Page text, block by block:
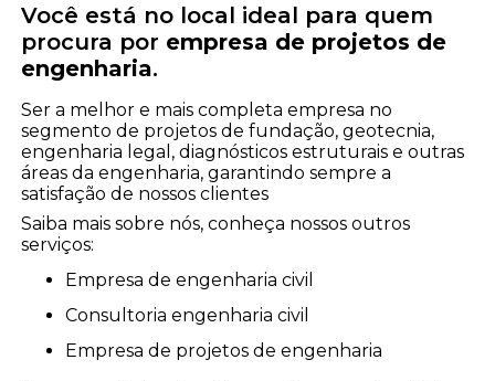
Você está no local ideal para quem
procura por empresa de projetos de
engenharia.
Ser a melhor e mais completa empresa no
segmento de projetos de fundação, geotecnia,
engenharia legal, diagnósticos estruturais e outras
áreas da engenharia, garantindo sempre a
satisfação de nossos clientes
Saiba mais sobre nós, conheça nossos outros
serviços:
empresa de engenharia civil
consultoria engenharia civil
empresa de projetos de engenharia